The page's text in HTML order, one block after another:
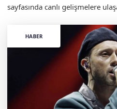
sayfasında canlı gelişmelere
HABER